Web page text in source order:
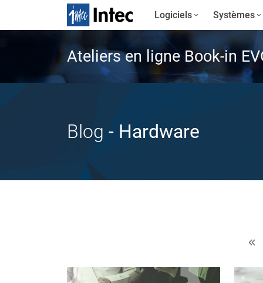
Logiciels Systèmes
Ateliers en ligne Book-in
Blog - Hardware